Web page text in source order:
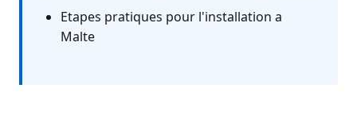
Etapes pratiques pour l'installation a
Malte